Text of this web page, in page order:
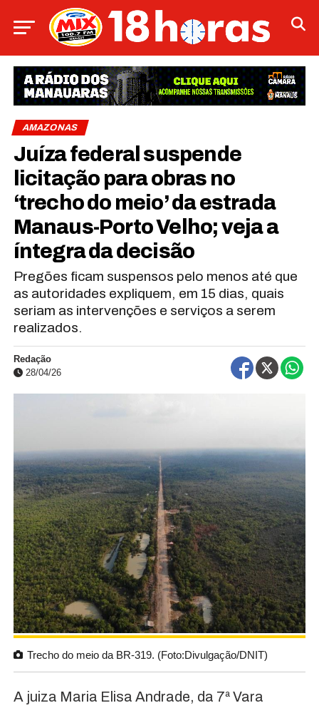
AMAZONAS
Juíza federal suspende
licitação para obras no
‘trecho do meio’ da estrada
Manaus-Porto Velho; veja a
íntegra da decisão
Pregões ficam suspensos pelo menos até que
as autoridades expliquem, em 15 dias, quais
seriam as intervenções e serviços a serem
realizados.
Redação
28/04/26
Trecho do meio da BR-319. (Foto:Divulgação/DNIT)
A juiza Maria Elisa Andrade, da 7ª Vara